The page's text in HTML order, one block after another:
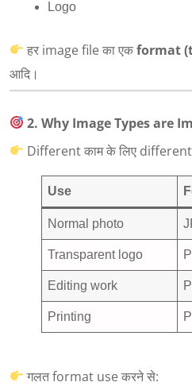
Logo
हर image file का एकformat
आदि।
2. Why Image Types are
Different काम के लिए
Use
Normal photo
Transparent logo
Editing work
Printing
गलत format use करने से: